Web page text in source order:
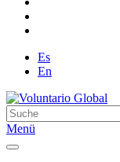
Es
En
Menü